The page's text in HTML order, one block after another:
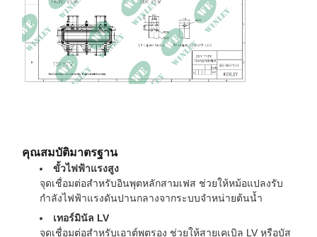
ขนาด 77L × 59W × 83H นิ้ว
น้ำหนัก 4784 ปอนด์
คุณสมบัติมาตรฐาน
ขั้วไฟฟ้าแรงสูง
จุดเชื่อมต่อสำหรับอินพุตหลักสามเฟส ช่วยให้หม้อแปลงรับ
กำลังไฟฟ้าแรงดันปานกลางจากระบบจำหน่ายต้นน้ำ
เทอร์มินัล LV
จุดเชื่อมต่อสำหรับเอาต์พุตรอง ช่วยให้สายเคเบิล LV หรือบัส